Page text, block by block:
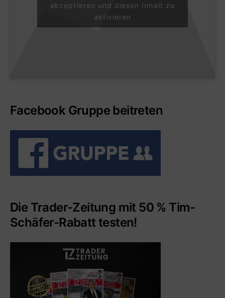
akzeptieren und diesen Inhalt zu
aktivieren
Facebook Gruppe beitreten
Die Trader-Zeitung mit 50 % Tim-
Schäfer-Rabatt testen!